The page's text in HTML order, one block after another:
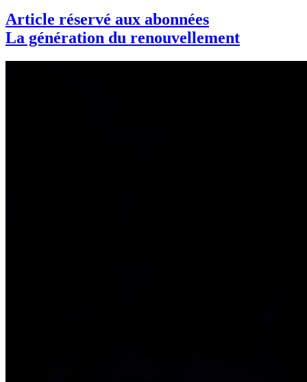
Article réservé aux abonnées
La génération du renouvellement